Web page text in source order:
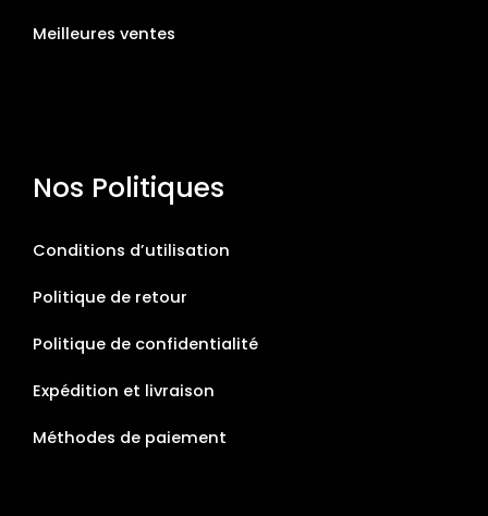
Meilleures ventes
Nos Politiques
Conditions d’utilisation
Politique de retour
Politique de confidentialité
Expédition et livraison
Méthodes de paiement